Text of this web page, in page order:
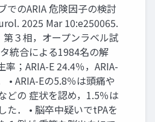
でのARIA 危険因子の検討
2025 Mar 10:e250065.
第３相，オープンラベル試
統合による1984名の解
率；ARIA-E 24.4％，ARIA-
• ARIA-Eの5.8％は頭痛や
どの 症状を認め，1.5％は
た． • 脳卒中疑いでtPAを